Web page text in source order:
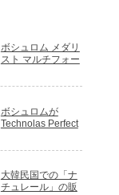
ボシュロム メダリ
スト マルチフォー
ボシュロムが
Technolas Perfect
大韓民国での「ナ
チュレール」の販